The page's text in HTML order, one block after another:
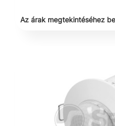
Az árak megtekintéséhez